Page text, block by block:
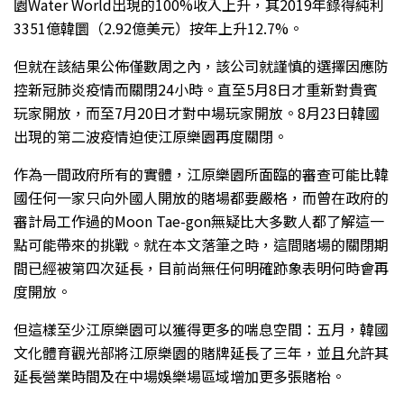
3351億韓圜（2.92億美元）按年上升12.7%。
但就在該結果公佈僅數周之內，該公司就謹慎的選擇因應防
控新冠肺炎疫情而關閉24小時。直至5月8日才重新對貴賓
玩家開放，而至7月20日才對中場玩家開放。8月23日韓國
出現的第二波疫情迫使江原樂園再度關閉。
作為一間政府所有的實體，江原樂園所面臨的審查可能比韓
國任何一家只向外國人開放的賭場都要嚴格，而曾在政府的
審計局工作過的Moon Tae-gon無疑比大多數人都了解這一
點可能帶來的挑戰。就在本文落筆之時，這間賭場的關閉期
間已經被第四次延長，目前尚無任何明確跡象表明何時會再
度開放。
但這樣至少江原樂園可以獲得更多的喘息空間：五月，韓國
文化體育觀光部將江原樂園的賭牌延長了三年，並且允許其
延長營業時間及在中場娛樂場區域增加更多張賭枱。